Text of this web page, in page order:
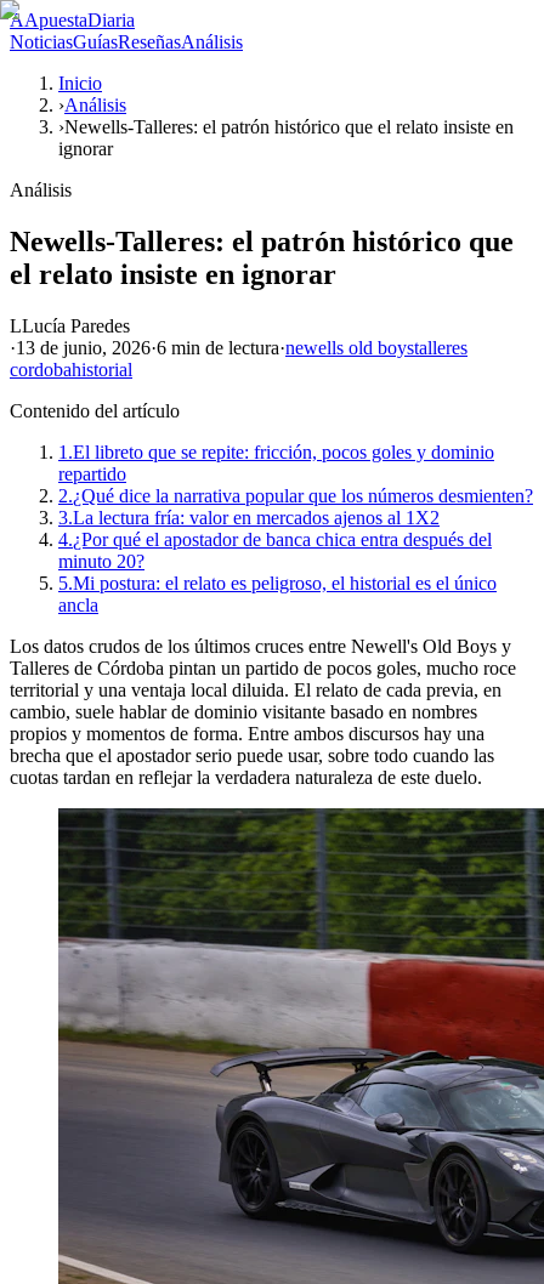
AApuestaDiaria
NoticiasGuíasReseñasAnálisis
Inicio
›Análisis
›Newells-Talleres: el patrón histórico que el relato insiste en
ignorar
Análisis
Newells-Talleres: el patrón histórico que
el relato insiste en ignorar
LLucía Paredes
·13 de junio, 2026·6 min de lectura·newells old boystalleres
cordobahistorial
Contenido del artículo
1.El libreto que se repite: fricción, pocos goles y dominio
repartido
2.¿Qué dice la narrativa popular que los números desmienten?
3.La lectura fría: valor en mercados ajenos al 1X2
4.¿Por qué el apostador de banca chica entra después del
minuto 20?
5.Mi postura: el relato es peligroso, el historial es el único
ancla
Los datos crudos de los últimos cruces entre Newell's Old Boys y
Talleres de Córdoba pintan un partido de pocos goles, mucho roce
territorial y una ventaja local diluida. El relato de cada previa, en
cambio, suele hablar de dominio visitante basado en nombres
propios y momentos de forma. Entre ambos discursos hay una
brecha que el apostador serio puede usar, sobre todo cuando las
cuotas tardan en reflejar la verdadera naturaleza de este duelo.